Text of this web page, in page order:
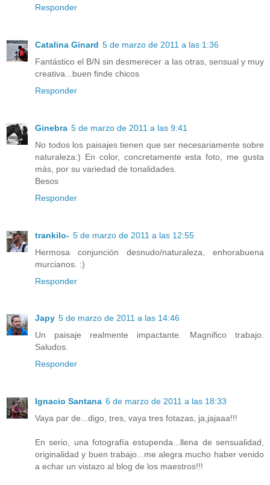
Responder
Catalina Ginard 5 de marzo de 2011 a las 1:36
Fantástico el B/N sin desmerecer a las otras, sensual y muy
creativa...buen finde chicos
Responder
Ginebra 5 de marzo de 2011 a las 9:41
No todos los paisajes tienen que ser necesariamente sobre
naturaleza:) En color, concretamente esta foto, me gusta
más, por su variedad de tonalidades.
Besos
Responder
trankilo- 5 de marzo de 2011 a las 12:55
Hermosa conjunción desnudo/naturaleza, enhorabuena
murcianos. :)
Responder
Japy 5 de marzo de 2011 a las 14:46
Un paisaje realmente impactante. Magnifico trabajo.
Saludos.
Responder
Ignacio Santana 6 de marzo de 2011 a las 18:33
Vaya par de...digo, tres, vaya tres fotazas, ja,jajaaa!!!
En serio, una fotografía estupenda...llena de sensualidad,
originalidad y buen trabajo...me alegra mucho haber venido
a echar un vistazo al blog de los maestros!!!